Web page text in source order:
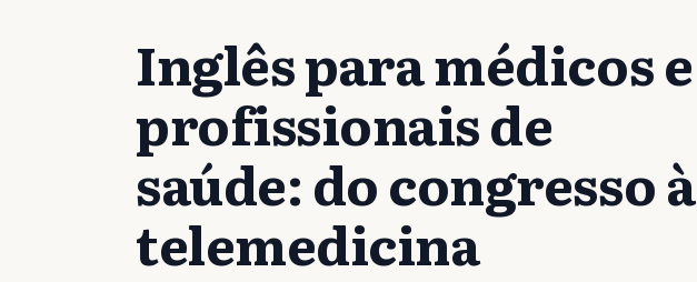
Inglês para médicos e
profissionais de
saúde: do congresso à
telemedicina